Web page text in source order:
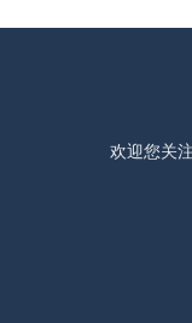
欢迎您关